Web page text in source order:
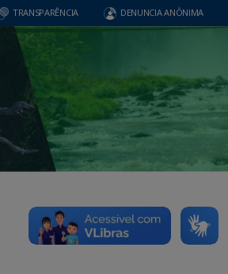
TRANSPARÊNCIA DENUNCIA ANÔNIMA